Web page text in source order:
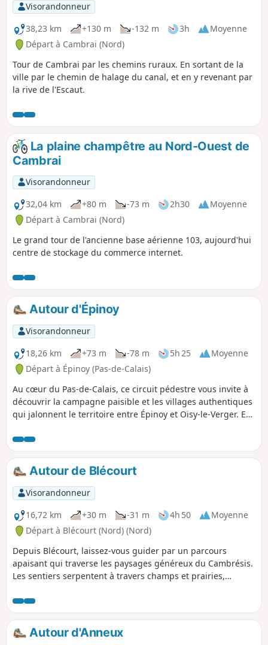
Visorandonneur
38,23 km
+130 m -132 m 3h
Moyenne
Départ à Cambrai (Nord)
Tour de Cambrai par les chemins ruraux. En sortant de la
ville par le chemin de halage du canal, et en y revenant par
la rive de l'Escaut.
La plaine champêtre au Nord-Ouest de
Cambrai
Visorandonneur
32,04 km
+80 m -73 m 2h30
Moyenne
Départ à Cambrai (Nord)
Le grand tour de l'ancienne base aérienne 103, aujourd'hui
centre de stockage du commerce internet.
Autour d'Épinoy
Visorandonneur
18,26 km
+73 m -78 m 5h 25
Moyenne
Départ à Épinoy (Pas-de-Calais)
Au cœur du Pas-de-Calais, ce circuit pédestre vous invite à
découvrir la campagne paisible et les villages authentiques
qui jalonnent le territoire entre Épinoy et Oisy-le-Verger. En
vous traverserez Cauchy-Lestrée et Sauchy-Cauchy, deux
villages marqués par l'histoire et la douceur de vivre. Le
chemin serpente entre champs ouverts, petites routes
tranquilles et paysages bucoliques, offrant une parenthèse
idéale pour les amoureux de nature et de patrimoine local.
L'arrivée à Oisy-le-Verger, avec ses maisons typiques et son
atmosphère accueillante, vient clore cette balade en
beauté. Un itinéraire accessible à tous, parfait pour se
ressourcer et redécouvrir les trésors cachés de notre
région.
Autour de Blécourt
Visorandonneur
16,72 km
+30 m -31 m 4h 50
Moyenne
Départ à Blécourt (Nord) (Nord)
Depuis Blécourt, laissez-vous guider par un parcours
apaisant qui traverse les paysages généreux du Cambrésis.
Les sentiers serpentent à travers champs et prairies,
authenticité, puis à Bantigny, petit village au charme
discret, avant de rejoindre Abancourt et ses panoramas
ouverts sur la campagne environnante. Ici, chaque pas est
une invitation à savourer le silence des chemins de
Autour d'Anneux